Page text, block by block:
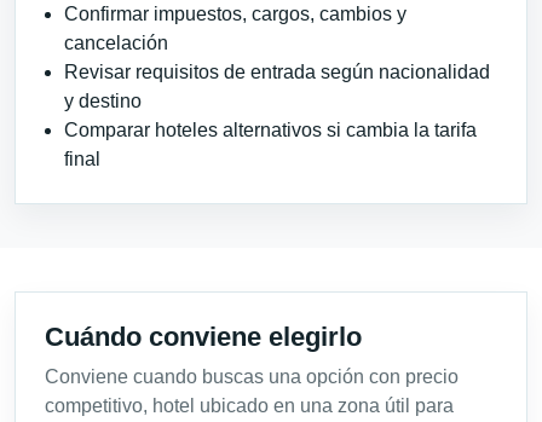
Confirmar impuestos, cargos, cambios y
cancelación
Revisar requisitos de entrada según nacionalidad
y destino
Comparar hoteles alternativos si cambia la tarifa
final
Cuándo conviene elegirlo
Conviene cuando buscas una opción con precio
competitivo, hotel ubicado en una zona útil para